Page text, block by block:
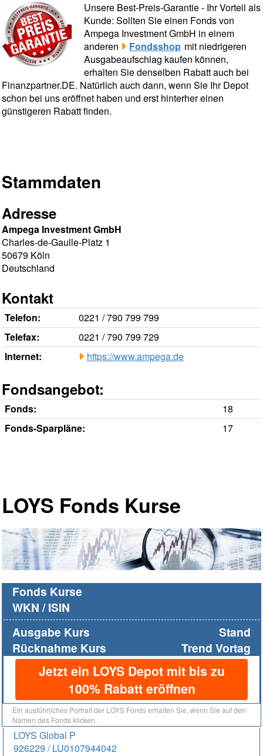
Unsere Best-Preis-Garantie - Ihr Vorteil als
Kunde: Sollten Sie einen Fonds von
Ampega Investment GmbH in einem
anderen
Fondsshop mit niedrigeren
Ausgabeaufschlag kaufen können,
erhalten Sie denselben Rabatt auch bei
Finanzpartner.DE. Natürlich auch dann, wenn Sie Ihr Depot
schon bei uns eröffnet haben und erst hinterher einen
günstigeren Rabatt finden.
Stammdaten
Adresse
Ampega Investment GmbH
Charles-de-Gaulle-Platz 1
50679 Köln
Deutschland
Kontakt
Telefon:
0221 / 790 799 799
Telefax:
0221 / 790 799 729
Internet:
https://www.ampega.de
Fondsangebot:
Fonds:
18
Fonds-Sparpläne:
17
LOYS Fonds Kurse
Fonds Kurse
WKN / ISIN
Ausgabe Kurs
Rücknahme Kurs
Stand
Trend Vortag
Jetzt ein LOYS Depot mit bis zu
100% Rabatt eröffnen
Ein ausführliches Portrait der LOYS Fonds erhalten Sie, wenn Sie auf den
Namen des Fonds klicken.
LOYS Global P
926229 / LU0107944042